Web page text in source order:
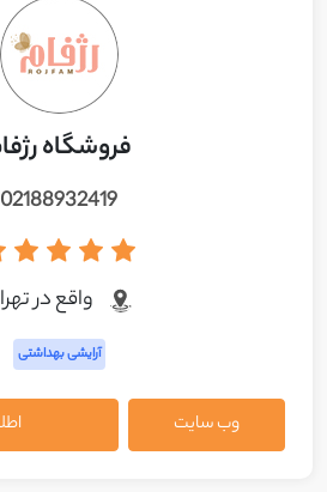
فروشگاه
02188932419
واقع در
آرایشی بهداشتی
وب سایت